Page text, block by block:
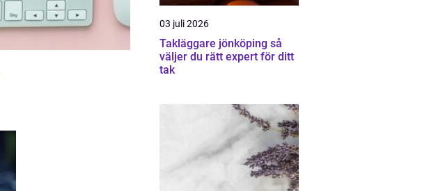
03 juli 2026
Takläggare jönköping så
väljer du rätt expert för ditt
tak